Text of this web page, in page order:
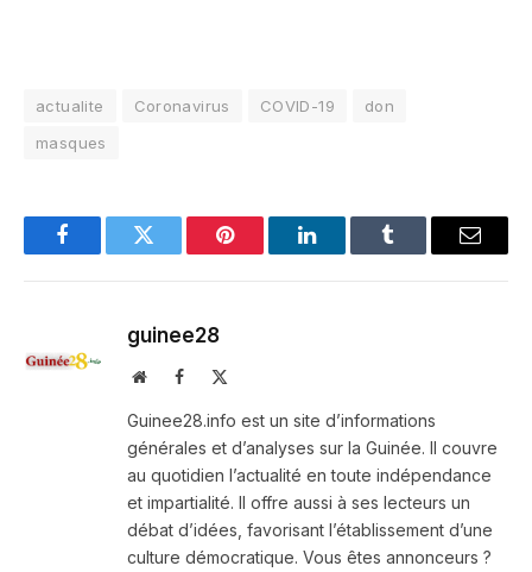
actualite Coronavirus COVID-19
don
masques
FacebookTwitter Pinterest LinkedInTumblr Email
guinee28
WebsiteFacebook
Guinee28.info est un site d’informations
générales et d’analyses sur la Guinée. Il couvre
au quotidien l’actualité en toute indépendance
et impartialité. Il offre aussi à ses lecteurs un
débat d’idées, favorisant l’établissement d’une
culture démocratique. Vous êtes annonceurs ?